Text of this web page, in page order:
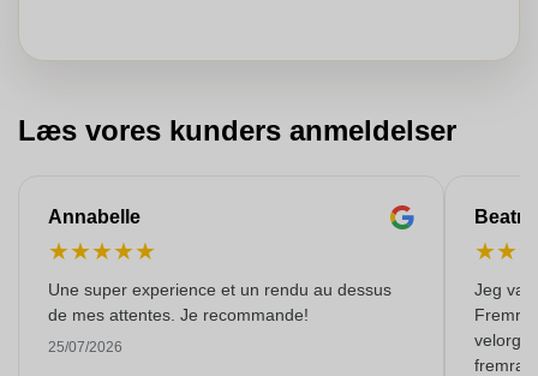
Læs vores kunders anmeldelser
Annabelle
★★★★★
Une super experience et un rendu au dessus
de mes attentes. Je recommande!
25/07/2026
★★
Jeg var